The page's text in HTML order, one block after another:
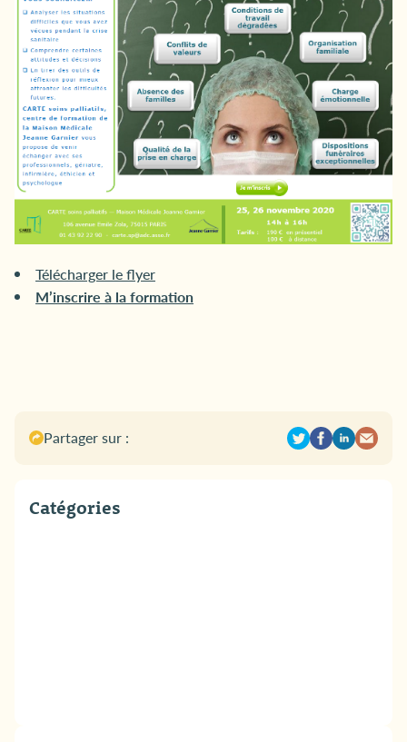
Télécharger le flyer
M’inscrire à la formation
Partager sur :
Catégories